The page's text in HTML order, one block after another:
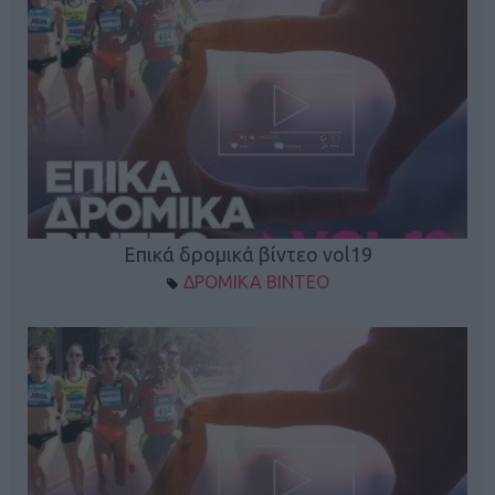
Επικά δρομικά βίντεο vol19
ΔΡΟΜΙΚΑ ΒΙΝΤΕΟ